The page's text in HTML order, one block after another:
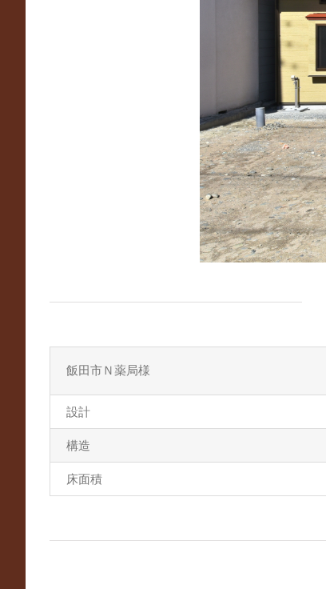
飯田市Ｎ薬局様
設計
構造
床面積